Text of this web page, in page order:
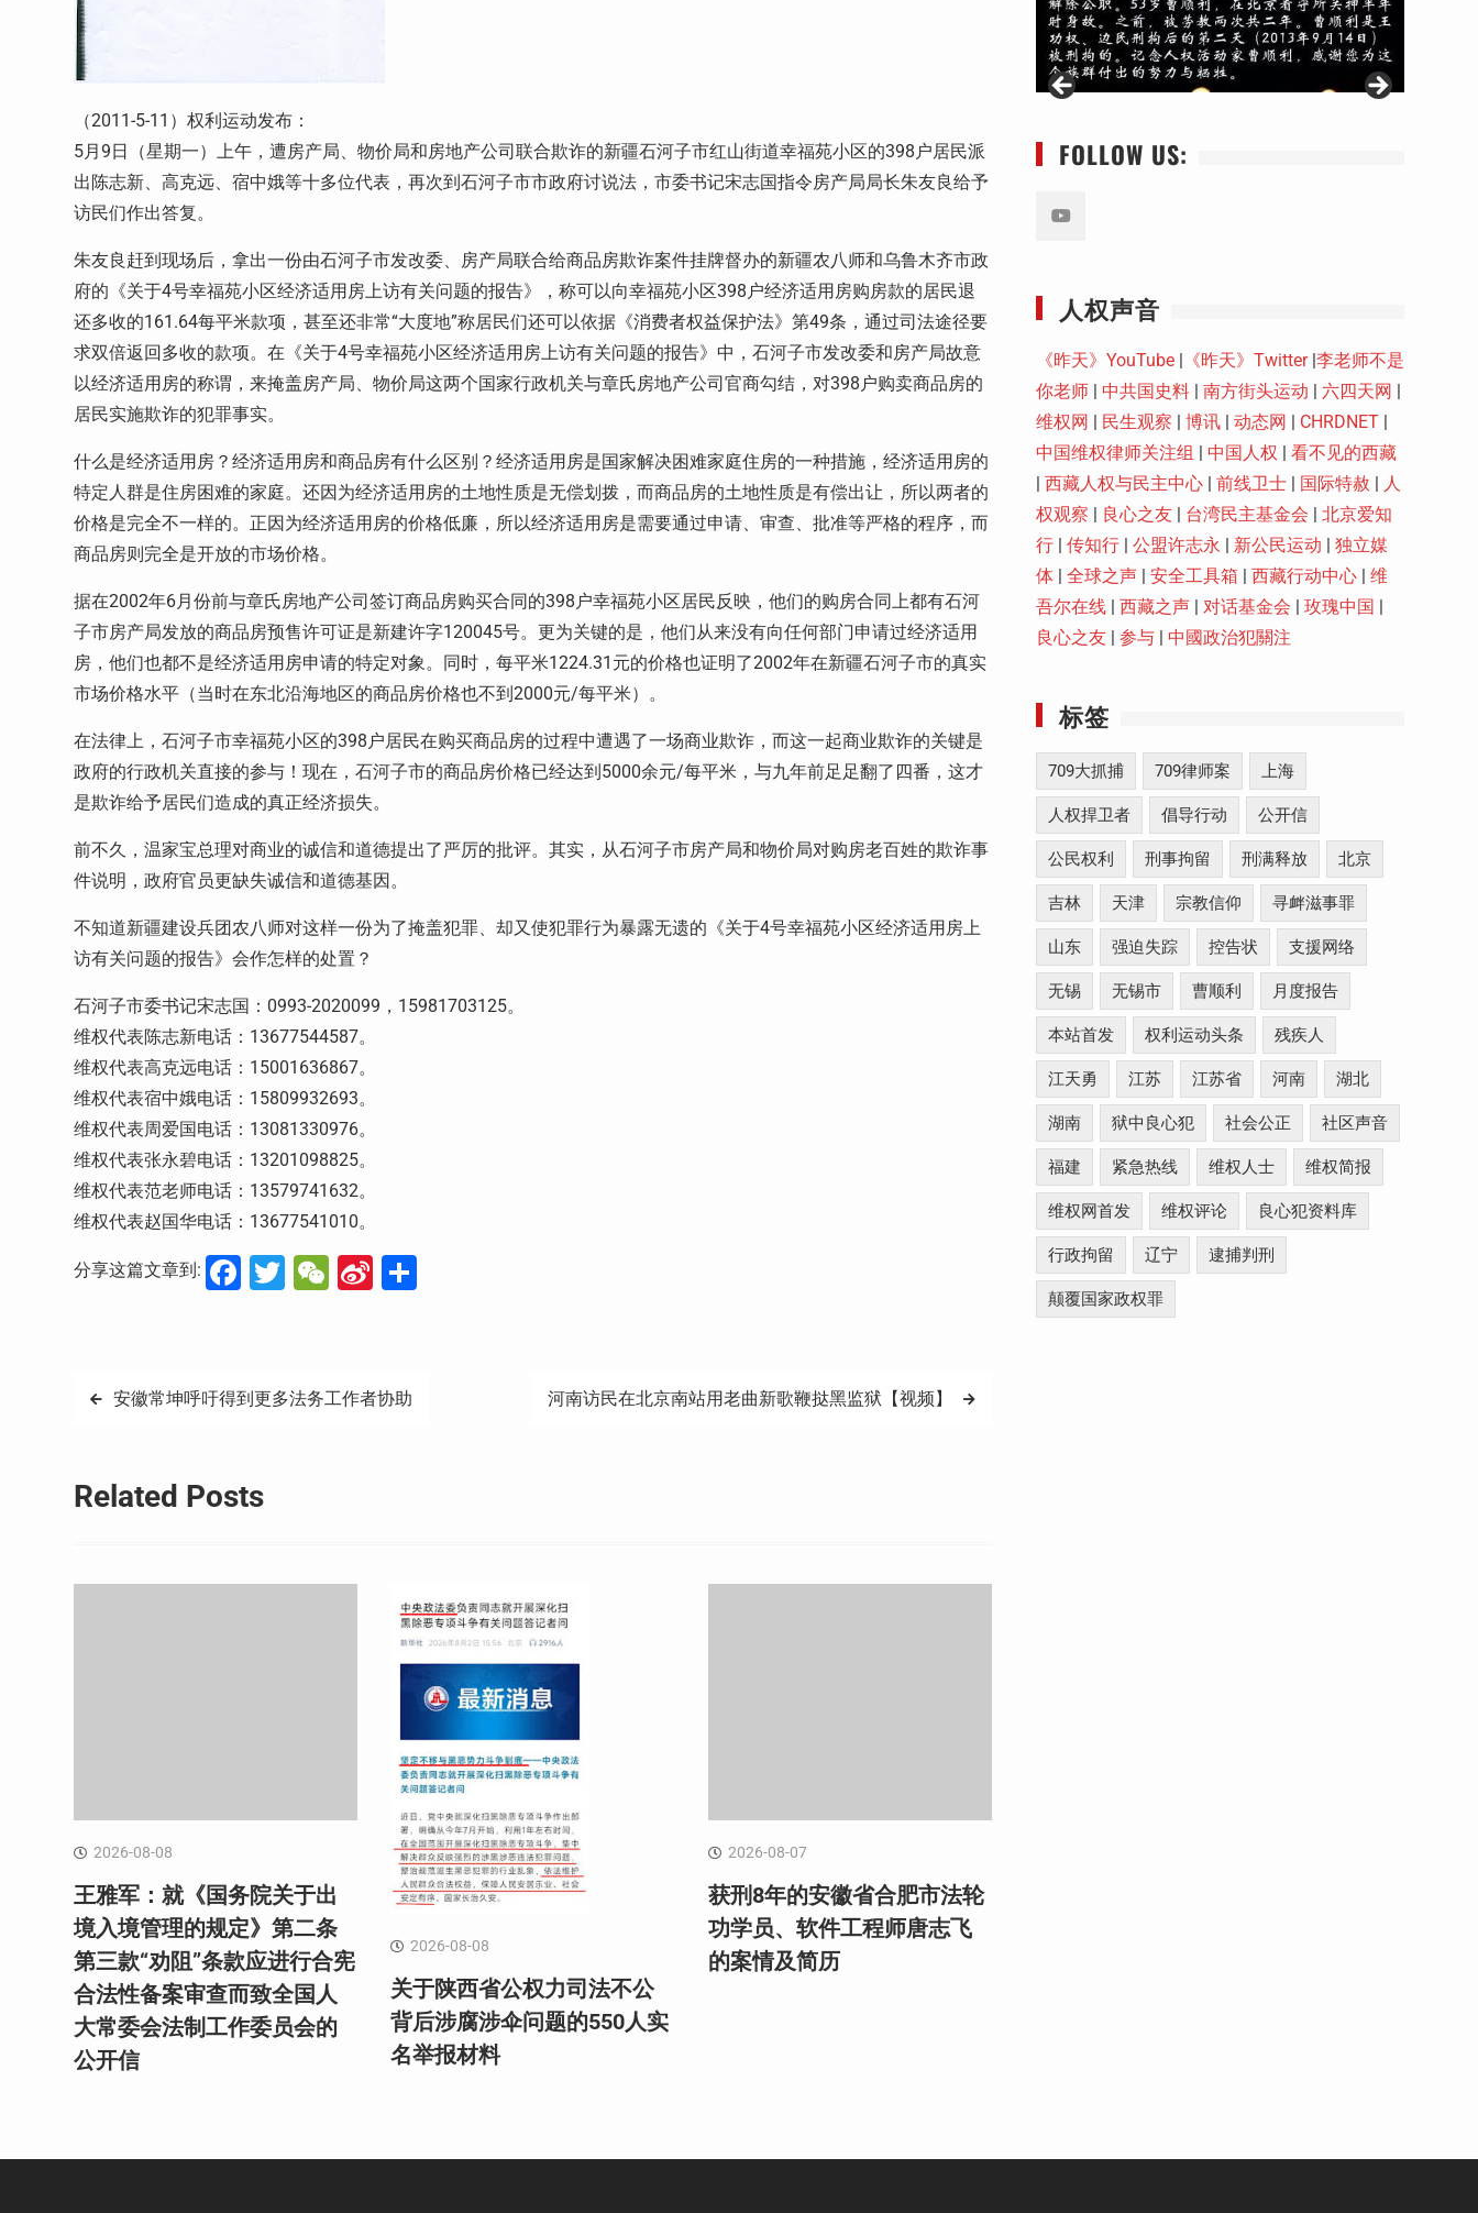
（2011-5-11）权利运动发布：
5月9日（星期一）上午，遭房产局、物价局和房地产公司联合欺诈的新疆石河子市红山街道幸福苑小区的398户居民派
出陈志新、高克远、宿中娥等十多位代表，再次到石河子市市政府讨说法，市委书记宋志国指令房产局局长朱友良给予
访民们作出答复。
朱友良赶到现场后，拿出一份由石河子市发改委、房产局联合给商品房欺诈案件挂牌督办的新疆农八师和乌鲁木齐市政
府的《关于4号幸福苑小区经济适用房上访有关问题的报告》，称可以向幸福苑小区398户经济适用房购房款的居民退
还多收的161.64每平米款项，甚至还非常“大度地”称居民们还可以依据《消费者权益保护法》第49条，通过司法途径要
求双倍返回多收的款项。在《关于4号幸福苑小区经济适用房上访有关问题的报告》中，石河子市发改委和房产局故意
以经济适用房的称谓，来掩盖房产局、物价局这两个国家行政机关与章氏房地产公司官商勾结，对398户购卖商品房的
居民实施欺诈的犯罪事实。
什么是经济适用房？经济适用房和商品房有什么区别？经济适用房是国家解决困难家庭住房的一种措施，经济适用房的
特定人群是住房困难的家庭。还因为经济适用房的土地性质是无偿划拨，而商品房的土地性质是有偿出让，所以两者的
价格是完全不一样的。正因为经济适用房的价格低廉，所以经济适用房是需要通过申请、审查、批准等严格的程序，而
商品房则完全是开放的市场价格。
据在2002年6月份前与章氏房地产公司签订商品房购买合同的398户幸福苑小区居民反映，他们的购房合同上都有石河
子市房产局发放的商品房预售许可证是新建许字120045号。更为关键的是，他们从来没有向任何部门申请过经济适用
房，他们也都不是经济适用房申请的特定对象。同时，每平米1224.31元的价格也证明了2002年在新疆石河子市的真实
市场价格水平（当时在东北沿海地区的商品房价格也不到2000元/每平米）。
在法律上，石河子市幸福苑小区的398户居民在购买商品房的过程中遭遇了一场商业欺诈，而这一起商业欺诈的关键是
政府的行政机关直接的参与！现在，石河子市的商品房价格已经达到5000余元/每平米，与九年前足足翻了四番，这才
是欺诈给予居民们造成的真正经济损失。
前不久，温家宝总理对商业的诚信和道德提出了严厉的批评。其实，从石河子市房产局和物价局对购房老百姓的欺诈事
件说明，政府官员更缺失诚信和道德基因。
不知道新疆建设兵团农八师对这样一份为了掩盖犯罪、却又使犯罪行为暴露无遗的《关于4号幸福苑小区经济适用房上
访有关问题的报告》会作怎样的处置？
石河子市委书记宋志国：0993-2020099，15981703125。
维权代表陈志新电话：13677544587。
维权代表高克远电话：15001636867。
维权代表宿中娥电话：15809932693。
维权代表周爱国电话：13081330976。
维权代表张永碧电话：13201098825。
维权代表范老师电话：13579741632。
维权代表赵国华电话：13677541010。
分享这篇文章到: Facebook
Twitter
WeChat
Sina
文
导
安徽常坤呼吁得到更多法务工作者协助 河南访民在北京南站用老曲新歌鞭挞黑监狱【视频】
Related Posts
2026-08-08
王雅军：就《国务院关于出
境入境管理的规定》第二条
第三款“劝阻”条款应进行合宪
合法性备案审查而致全国人
大常委会法制工作委员会的
公开信
2026-08-08
关于陕西省公权力司法不公
背后涉腐涉伞问题的550人实
名举报材料
2026-08-07
获刑8年的安徽省合肥市法轮
功学员、软件工程师唐志飞
的案情及简历
FOLLOW US:
人权声音
《昨天》YouTube | 《昨天》Twitter|李老师不是
你老师 | 中共国史料 | 南方街头运动 | 六四天网 |
维权网 | 民生观察 | 博讯 | 动态网 | CHRDNET |
中国维权律师关注组 | 中国人权 | 看不见的西藏
| 西藏人权与民主中心 | 前线卫士 | 国际特赦 | 人
权观察 | 良心之友 | 台湾民主基金会 | 北京爱知
行 | 传知行 | 公盟许志永 | 新公民运动 | 独立媒
体 | 全球之声 | 安全工具箱 | 西藏行动中心 | 维
吾尔在线 | 西藏之声 | 对话基金会 | 玫瑰中国 |
良心之友 | 参与 | 中國政治犯關注
标签
709大抓捕 709律师案 上海
人权捍卫者 倡导行动 公开信
公民权利 刑事拘留 刑满释放 北京
吉林 天津 宗教信仰 寻衅滋事罪
山东 强迫失踪 控告状 支援网络
无锡 无锡市 曹顺利 月度报告
本站首发 权利运动头条 残疾人
江天勇 江苏 江苏省 河南 湖北
湖南 狱中良心犯 社会公正 社区声音
福建 紧急热线 维权人士 维权简报
维权网首发 维权评论 良心犯资料库
行政拘留 辽宁 逮捕判刑
颠覆国家政权罪